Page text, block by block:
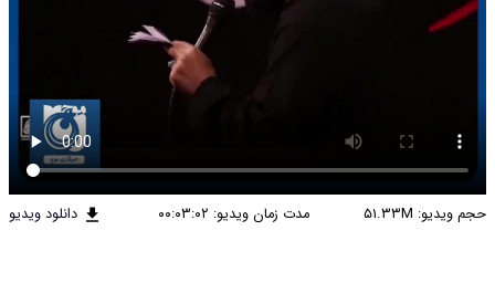
حجم ویدیو: ۵۱.۳۳M مدت زمان ویدیو: ۰۰:۰۳:۰۲ دانلود ویدیو